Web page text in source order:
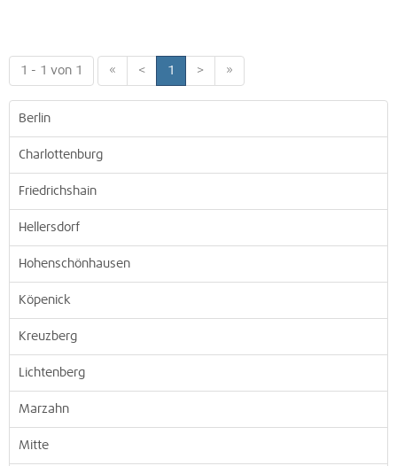
1 - 1 von 1 « < 1 > »
Berlin
Charlottenburg
Friedrichshain
Hellersdorf
Hohenschönhausen
Köpenick
Kreuzberg
Lichtenberg
Marzahn
Mitte